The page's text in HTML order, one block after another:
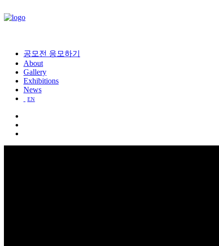
공모전 응모하기
About
Gallery
Exhibitions
News
EN